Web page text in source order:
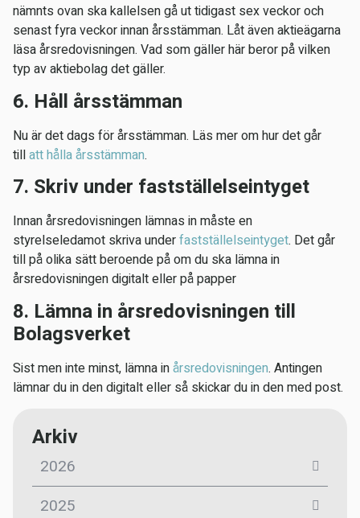
Arkiv
2026
2025
nämnts ovan ska kallelsen gå ut tidigast sex veckor och
senast fyra veckor innan årsstämman. Låt även aktieägarna
läsa årsredovisningen. Vad som gäller här beror på vilken
typ av aktiebolag det gäller.
6. Håll årsstämman
Nu är det dags för årsstämman. Läs mer om hur det går
tillatt hålla årsstämman.
7. Skriv under fastställelseintyget
Innan årsredovisningen lämnas in måste en
styrelseledamot skriva underfastställelseintyget. Det går
till på olika sätt beroende på om du ska lämna in
årsredovisningen digitalt eller på papper
8. Lämna in årsredovisningen till
Bolagsverket
Sist men inte minst, lämna inårsredovisningen. Antingen
lämnar du in den digitalt eller så skickar du in den med post.